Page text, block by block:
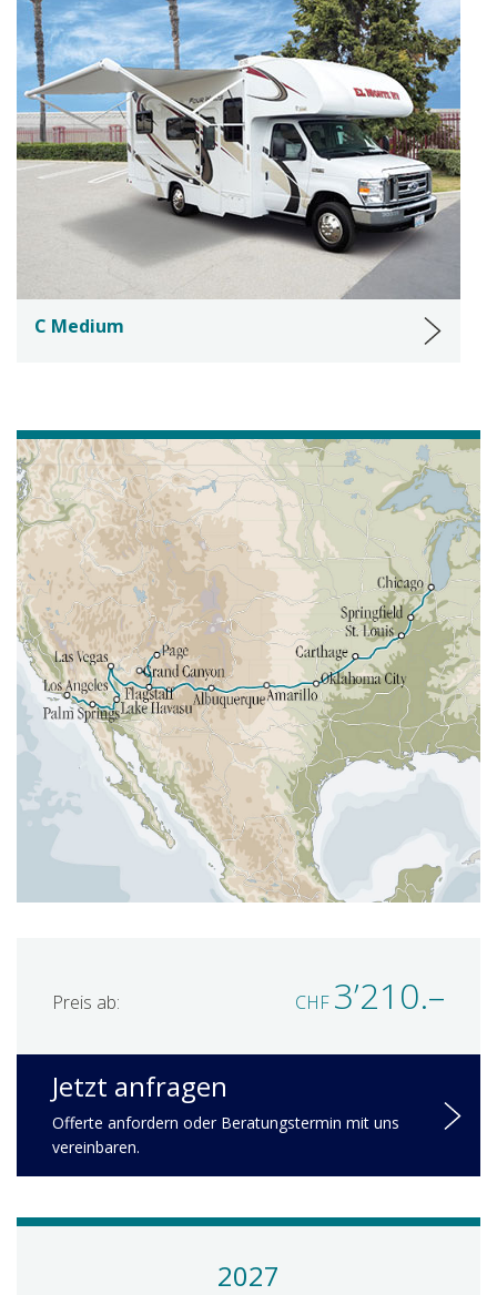
C Medium
Preis ab: CHF 3’210.–
Jetzt anfragen
Offerte anfordern oder Beratungstermin mit uns
vereinbaren.
2027